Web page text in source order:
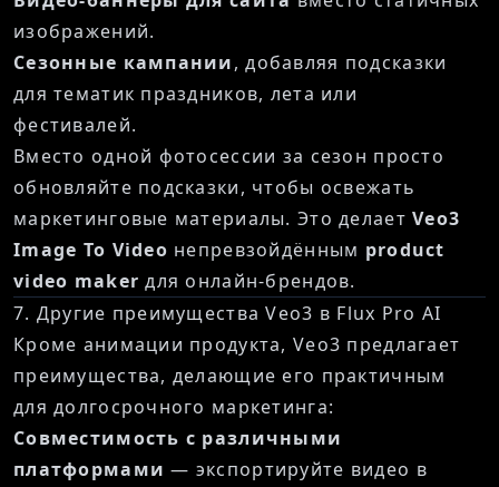
изображений.
Сезонные кампании, добавляя подсказки
для тематик праздников, лета или
фестивалей.
Вместо одной фотосессии за сезон просто
обновляйте подсказки, чтобы освежать
маркетинговые материалы. Это делаетVeo3
Image To Video непревзойдённым product
video maker для онлайн-брендов.
7. Другие преимущества Veo3 в Flux Pro AI
Кроме анимации продукта, Veo3 предлагает
преимущества, делающие его практичным
для долгосрочного маркетинга:
Совместимость с различными
платформами — экспортируйте видео в